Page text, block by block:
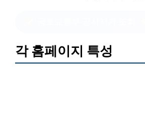
각 홈페이지 특성